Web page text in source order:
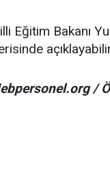
Eğitim Bakanı
/